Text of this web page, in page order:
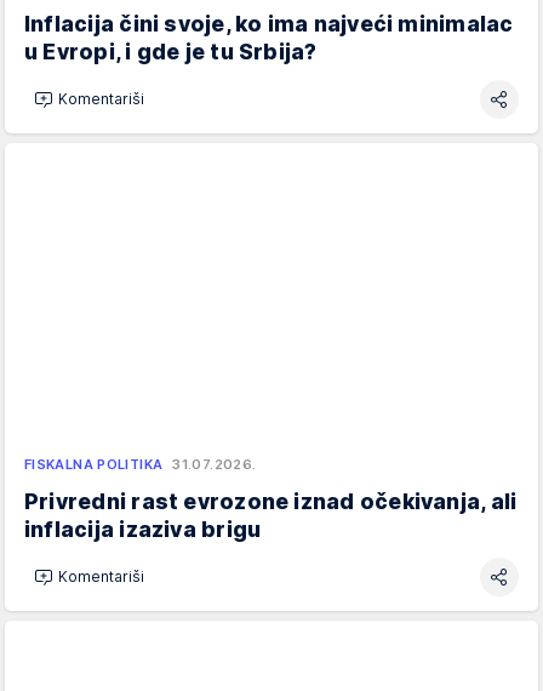
Inflacija čini svoje, ko ima najveći minimalac
u Evropi, i gde je tu Srbija?
Komentariši
FISKALNA POLITIKA 31.07.2026.
Privredni rast evrozone iznad očekivanja, ali
inflacija izaziva brigu
Komentariši